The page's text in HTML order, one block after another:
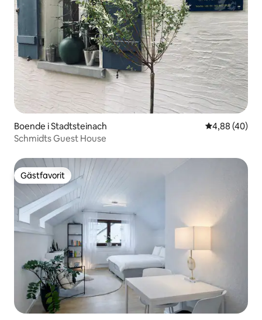
Boende i Stadtsteinach 4,88 av 5 i
4,88 (40)
Schmidts Guest House
Gästfavorit
Gästfavorit